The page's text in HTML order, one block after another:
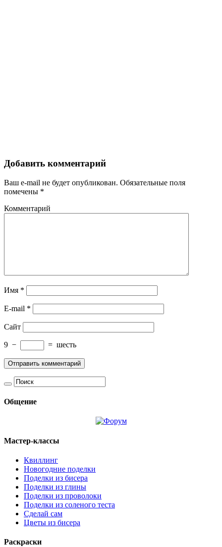
Добавить комментарий
Ваш e-mail не будет опубликован. Обязательные поля
помечены *
Комментарий
Имя *
E-mail *
Сайт
9 − = шесть
Общение
Мастер-классы
Квиллинг
Новогодние поделки
Поделки из бисера
Поделки из глины
Поделки из проволоки
Поделки из соленого теста
Сделай сам
Цветы из бисера
Раскраски